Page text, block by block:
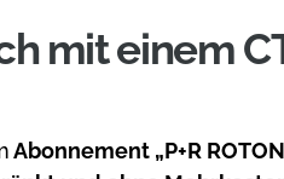
mit einem
Abonnement „P+R